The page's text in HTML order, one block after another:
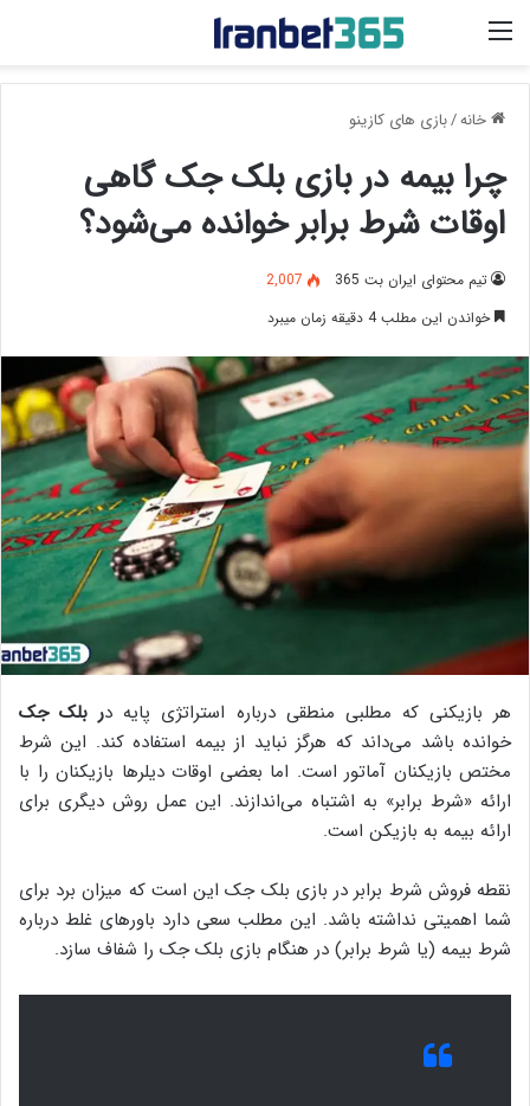
منو
خانه/بازی های کازینو
چرا بیمه در بازی بلک جک گاهی
اوقات شرط برابر خوانده می‌شود؟
تیم محتوای ایران بت 365
2,007
خواندن این مطلب 4 دقیقه زمان میبرد
هر بازیکنی که مطلبی منطقی درباره استراتژی پایه در بلک جک
خوانده باشد می‌داند که هرگز نباید از بیمه استفاده کند. این شرط
مختص بازیکنان آماتور است. اما بعضی اوقات دیلرها بازیکنان را با
ارائه «شرط برابر» به اشتباه می‌اندازند. این عمل روش دیگری برای
ارائه بیمه به بازیکن است.
نقطه فروش شرط برابر در بازی بلک جک این است که میزان برد برای
شما اهمیتی نداشته باشد. این مطلب سعی دارد باورهای غلط درباره
شرط بیمه (یا شرط برابر) در هنگام بازی بلک جک را شفاف سازد.